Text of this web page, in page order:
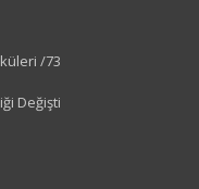
/73
Değişti